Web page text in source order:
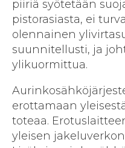
piiriä syötetään
pistorasiasta, ei
olennainen
suunnitellusti, ja
ylikuormittua.
erottamaan
toteaa.
yleisen